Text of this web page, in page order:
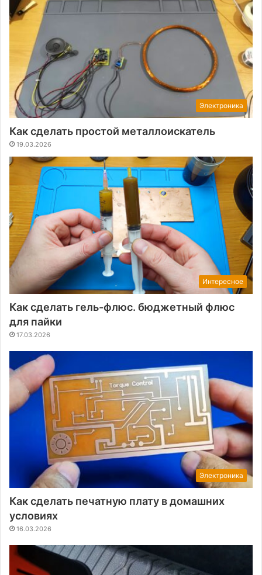
Электроника
Как сделать простой металлоискатель
19.03.2026
Интересное
Как сделать гель-флюс. бюджетный флюс
для пайки
17.03.2026
Электроника
Как сделать печатную плату в домашних
условиях
16.03.2026